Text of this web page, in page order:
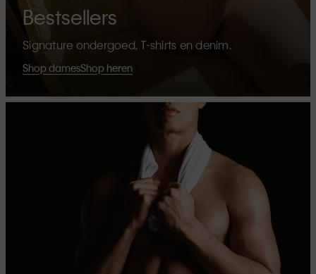
Bestsellers
Signature ondergoed, T-shirts en denim.
Shop damesShop heren